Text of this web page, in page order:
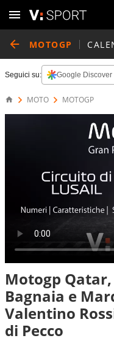
MOTOGP
Seguici su: Google Discover
MOTO MOTOGP
Motogp
Bagnaia e
Valentino
di Pecco